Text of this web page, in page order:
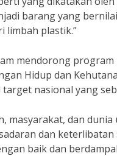
barang yang
limbah plastik.”
mendorong
Hidup dan
nasional yang
dan dunia
dan
baik dan